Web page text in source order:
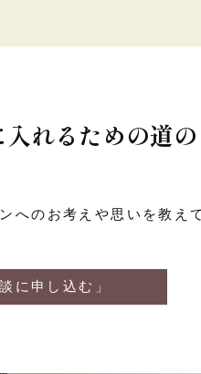
入れるための道の
への お考えや思いを教え
に申し込む」